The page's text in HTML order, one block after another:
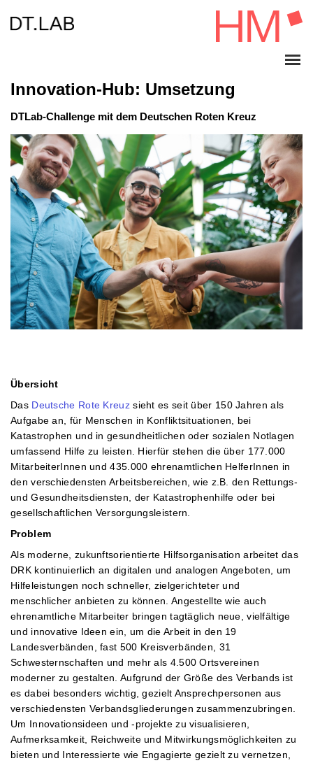
Innovation-Hub: Umsetzung
DTLab-Challenge mit dem Deutschen Roten Kreuz
Übersicht
Das Deutsche Rote Kreuzsieht es seit über 150 Jahren als
Aufgabe an, für Menschen in Konfliktsituationen, bei
Katastrophen und in gesundheitlichen oder sozialen Notlagen
umfassend Hilfe zu leisten. Hierfür stehen die über 177.000
MitarbeiterInnen und 435.000 ehrenamtlichen HelferInnen in
den verschiedensten Arbeitsbereichen, wie z.B. den Rettungs-
und Gesundheitsdiensten, der Katastrophenhilfe oder bei
gesellschaftlichen Versorgungsleistern.
Problem
Als moderne, zukunftsorientierte Hilfsorganisation arbeitet das
DRK kontinuierlich an digitalen und analogen Angeboten, um
Hilfeleistungen noch schneller, zielgerichteter und
menschlicher anbieten zu können. Angestellte wie auch
ehrenamtliche Mitarbeiter bringen tagtäglich neue, vielfältige
und innovative Ideen ein, um die Arbeit in den 19
Landesverbänden, fast 500 Kreisverbänden, 31
Schwesternschaften und mehr als 4.500 Ortsvereinen
moderner zu gestalten. Aufgrund der Größe des Verbands ist
es dabei besonders wichtig, gezielt Ansprechpersonen aus
verschiedensten Verbandsgliederungen zusammenzubringen.
Um Innovationsideen und -projekte zu visualisieren,
Aufmerksamkeit, Reichweite und Mitwirkungsmöglichkeiten zu
bieten und Interessierte wie Engagierte gezielt zu vernetzen,